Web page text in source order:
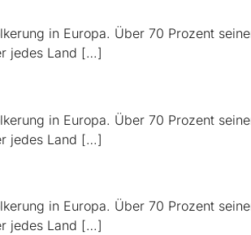
in Europa. Über 70 Prozent
jedes Land […]
in Europa. Über 70 Prozent
jedes Land […]
in Europa. Über 70 Prozent
jedes Land […]